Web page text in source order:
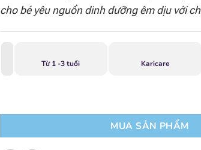
cho bé yêu nguồn dinh dưỡng êm dịu với
Từ 1 -3 tuổi Karicare
MUA SẢN PHẨM